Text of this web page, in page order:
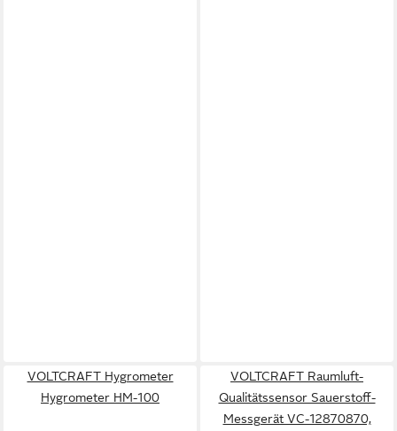
VOLTCRAFT Hygrometer
Hygrometer HM-100
VOLTCRAFT Raumluft-
Qualitätssensor Sauerstoff-
Messgerät VC-12870870,